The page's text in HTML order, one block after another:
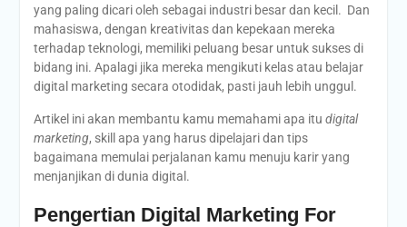
yang paling dicari oleh sebagai industri besar dan kecil. Dan
mahasiswa, dengan kreativitas dan kepekaan mereka
terhadap teknologi, memiliki peluang besar untuk sukses di
bidang ini. Apalagi jika mereka mengikuti kelas atau belajar
digital marketing secara otodidak, pasti jauh lebih unggul.
Artikel ini akan membantu kamu memahami apa itu digital
marketing, skill apa yang harus dipelajari dan tips
bagaimana memulai perjalanan kamu menuju karir yang
menjanjikan di dunia digital.
Pengertian Digital Marketing For